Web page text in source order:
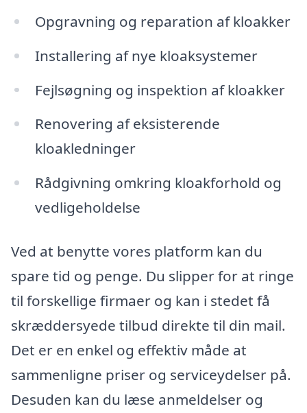
Opgravning og reparation af kloakker
Installering af nye kloaksystemer
Fejlsøgning og inspektion af kloakker
Renovering af eksisterende
kloakledninger
Rådgivning omkring kloakforhold og
vedligeholdelse
Ved at benytte vores platform kan du
spare tid og penge. Du slipper for at ringe
til forskellige firmaer og kan i stedet få
skræddersyede tilbud direkte til din mail.
Det er en enkel og effektiv måde at
sammenligne priser og serviceydelser på.
Desuden kan du læse anmeldelser og